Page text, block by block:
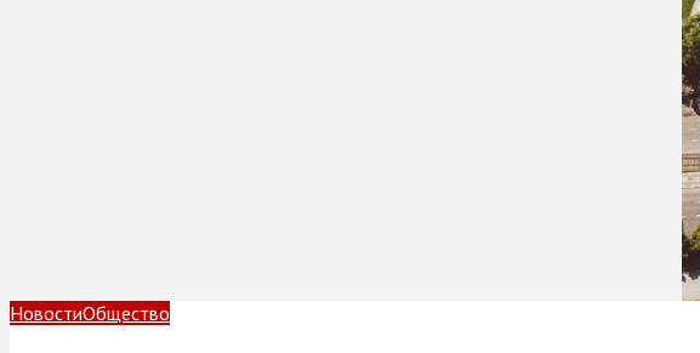
НовостиОбщество